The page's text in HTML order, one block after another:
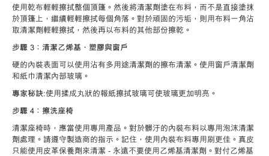
使用乾布輕輕擦拭整個頂篷。然後將清潔劑塗在布料，而不是直接塗抹
於頂篷上，繼續輕輕擦拭每個角落。對於頑固的污垢，則用布料一角沾
取清潔劑輕輕擦拭，然後再以布料的其他部份擦乾。
步驟 3：清潔乙烯基、塑膠與窗戶
硬的內裝表面可以使用沾有多用途清潔劑的擦布清潔。使用窗戶清潔劑
和紙巾清潔內部玻璃。
專家秘訣:使用揉成丸狀的報紙擦拭玻璃可使玻璃更加明亮。
步驟 4：擦洗座椅
清潔座椅時，應當使用專用產品。對於髒汙的內裝布料以專用泡沫清潔
劑處理。請遵守製造商的指示。記住，使用內裝布料專用刷更佳。真皮
只能使用皮革保養劑來清潔 ‐ 永遠不要使用乙烯基清潔劑。對付乙烯基